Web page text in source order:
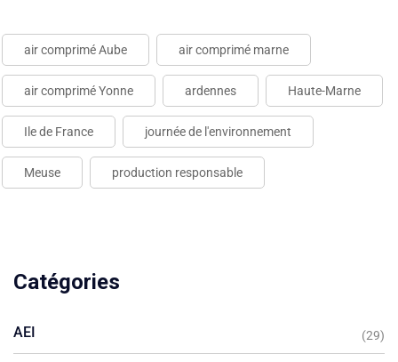
air comprimé Aube air comprimé marne
air comprimé Yonne ardennes Haute-Marne
Ile de France journée de l'environnement
Meuse production responsable
Catégories
AEI (29)